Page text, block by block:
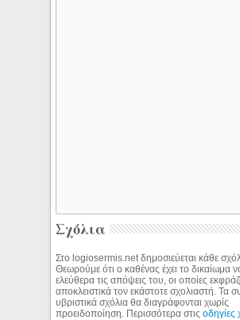
Σχόλια
Στο logiosermis.net δημοσιεύεται κάθε
Θεωρούμε ότι ο καθένας έχει το δικαίωμα
ελεύθερα τις απόψεις του, οι οποίες
αποκλειστικά τον εκάστοτε σχολιαστή. Τα
υβριστικά σχόλια θα διαγράφονται χωρίς
προειδοποίηση. Περισσότερα στιςοδηγίες